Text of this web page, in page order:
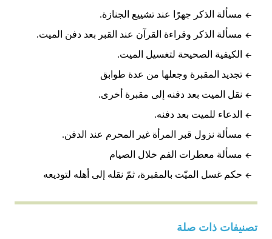
مسألة الذكر جهرًا عند تشييع الجنازة.
مسألة الذكر وقراءة القرآن عند القبر بعد دفن الميت.
الكيفية الصحيحة لتغسيل الميت.
تجديد المقبرة وجعلها من عدة طوابق
نقل الميت بعد دفنه إلى مقبرة أخرى.
الدعاء للميت بعد دفنه.
مسألة نزول قبر المرأة غير المحرم عند الدفن.
مسألة معطرات الفم خلال الصيام
حكم غسل الميّت بالمقبرة، ثمّ نقله إلى أهله لتوديعه
تصنيفات ذات صلة